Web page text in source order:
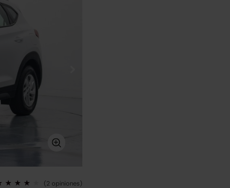
(2 opiniones)